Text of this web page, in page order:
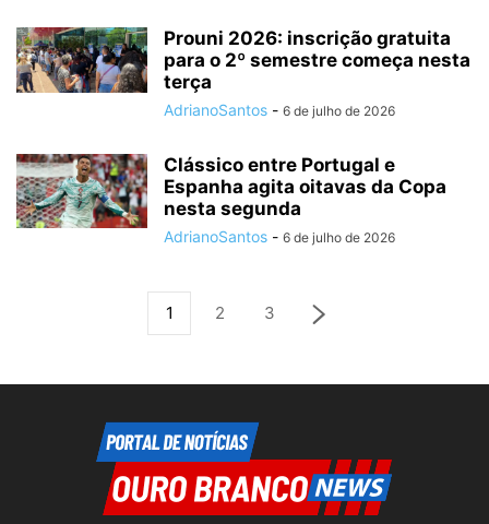
Prouni 2026: inscrição gratuita
para o 2º semestre começa nesta
terça
AdrianoSantos - 6 de julho de 2026
Clássico entre Portugal e
Espanha agita oitavas da Copa
nesta segunda
AdrianoSantos - 6 de julho de 2026
1 2 3